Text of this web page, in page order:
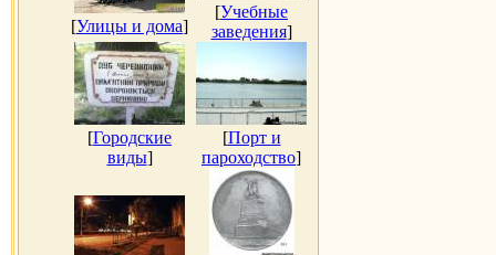
[Улицы и дома]
[Учебные
заведения]
[Городские
виды]
[Порт и
пароходство]